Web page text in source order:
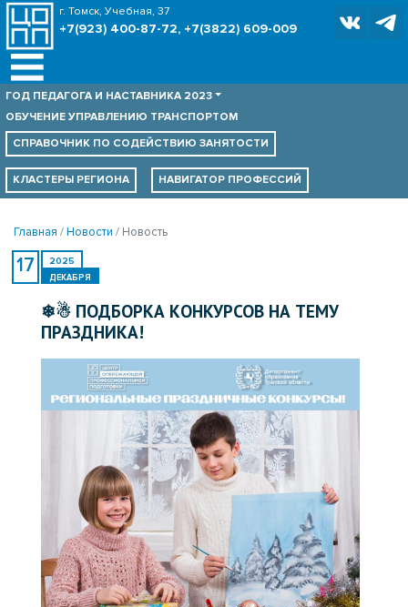
г. Томск, Учебная, 37
+7(923) 400-87-72, +7(3822) 609-009
ГОД ПЕДАГОГА И НАСТАВНИКА 2023
ОБУЧЕНИЕ УПРАВЛЕНИЮ ТРАНСПОРТОМ
СПРАВОЧНИК ПО СОДЕЙСТВИЮ ЗАНЯТОСТИ
КЛАСТЕРЫ РЕГИОНА НАВИГАТОР ПРОФЕССИЙ
Главная Новости Новость
17 2025
ДЕКАБРЯ
❄☃ ПОДБОРКА КОНКУРСОВ НА ТЕМУ
ПРАЗДНИКА!